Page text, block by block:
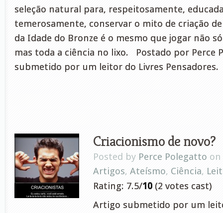
seleção natural para, respeitosamente,
temerosamente, conservar o mito de criação
da Idade do Bronze é o mesmo que jogar não
mas toda a ciência no lixo. Postado por Perce
submetido por um leitor do Livres Pensadores.
Criacionismo de novo?
Posted by Perce Polegatto on
Artigos, Ateísmo, Ciência,
Rating: 7.5/10 (2 votes cast)
Artigo submetido por um